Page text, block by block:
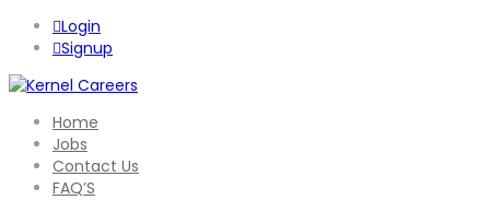
Login
Signup
Home
Jobs
Contact Us
FAQ’S